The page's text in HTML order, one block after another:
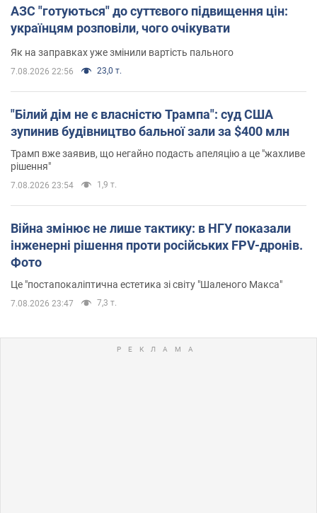
АЗС "готуються" до суттєвого підвищення цін:
українцям розповіли, чого очікувати
Як на заправках уже змінили вартість пального
7.08.2026 22:56 23,0 т.
"Білий дім не є власністю Трампа": суд США
зупинив будівництво бальної зали за $400 млн
Трамп вже заявив, що негайно подасть апеляцію а це "жахливе
рішення"
7.08.2026 23:54 1,9 т.
Війна змінює не лише тактику: в НГУ показали
інженерні рішення проти російських FPV-дронів.
Фото
Це "постапокаліптична естетика зі світу "Шаленого Макса"
7.08.2026 23:47 7,3 т.